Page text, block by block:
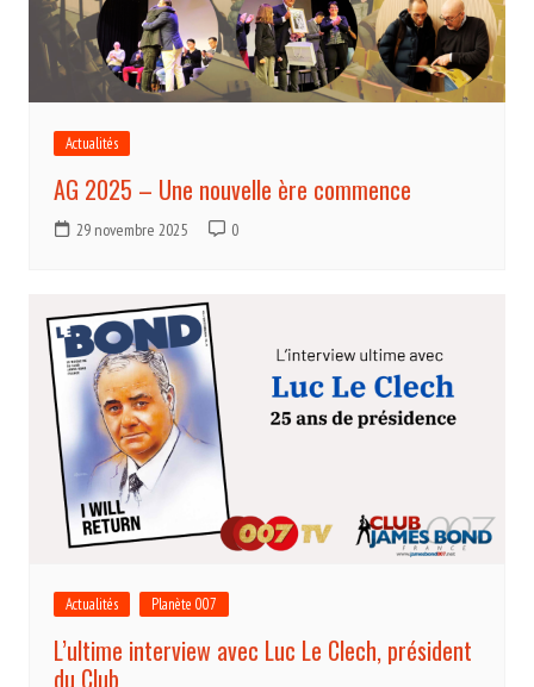
Actualités
AG 2025 – Une nouvelle ère commence
29 novembre 2025 0
Actualités Planète 007
L’ultime interview avec Luc Le Clech, président
du Club